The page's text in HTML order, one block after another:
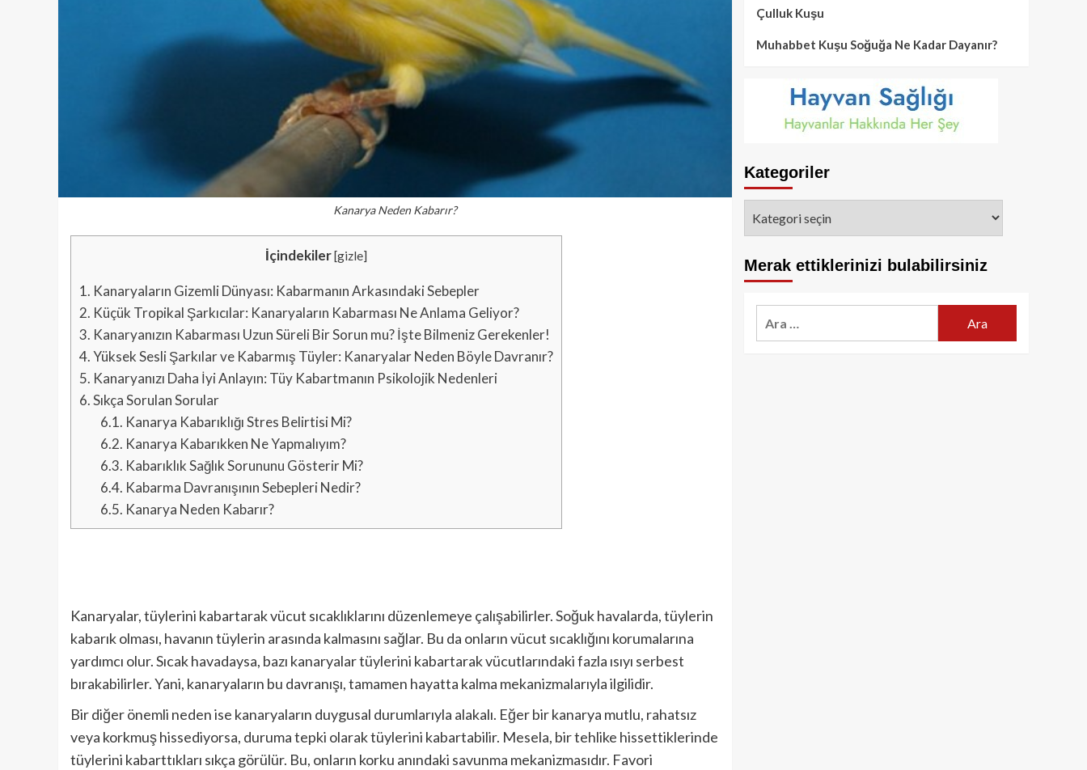
Kanarya Neden Kabarır?
İçindekiler [gizle]
1. Kanaryaların Gizemli Dünyası: Kabarmanın Arkasındaki Sebepler
2. Küçük Tropikal Şarkıcılar: Kanaryaların Kabarması Ne Anlama Geliyor?
3. Kanaryanızın Kabarması Uzun Süreli Bir Sorun mu? İşte Bilmeniz Gerekenler!
4.Yüksek Sesli Şarkılar ve Kabarmış Tüyler: Kanaryalar Neden Böyle Davranır?
5. Kanaryanızı Daha İyi Anlayın: Tüy Kabartmanın Psikolojik Nedenleri
6.Sıkça Sorulan Sorular
6.1. Kanarya Kabarıklığı Stres Belirtisi Mi?
6.2. Kanarya Kabarıkken Ne Yapmalıyım?
6.3. Kabarıklık Sağlık Sorununu Gösterir Mi?
6.4. Kabarma Davranışının Sebepleri Nedir?
6.5. Kanarya Neden Kabarır?
Kanaryalar, tüylerini kabartarak vücut sıcaklıklarını düzenlemeye çalışabilirler. Soğuk havalarda, tüylerin
kabarık olması, havanın tüylerin arasında kalmasını sağlar. Bu da onların vücut sıcaklığını korumalarına
yardımcı olur. Sıcak havadaysa, bazı kanaryalar tüylerini kabartarak vücutlarındaki fazla ısıyı serbest
bırakabilirler. Yani, kanaryaların bu davranışı, tamamen hayatta kalma mekanizmalarıyla ilgilidir.
Bir diğer önemli neden ise kanaryaların duygusal durumlarıyla alakalı. Eğer bir kanarya mutlu, rahatsız
veya korkmuş hissediyorsa, duruma tepki olarak tüylerini kabartabilir. Mesela, bir tehlike hissettiklerinde
tüylerini kabarttıkları sıkça görülür. Bu, onların korku anındaki savunma mekanizmasıdır. Favori
Çulluk Kuşu
Muhabbet Kuşu Soğuğa Ne Kadar Dayanır?
Kategoriler
Merak ettiklerinizi bulabilirsiniz